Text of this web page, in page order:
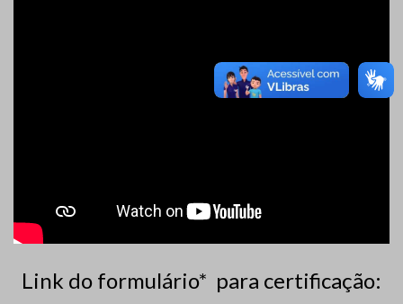
Link do formulário* para certificação: